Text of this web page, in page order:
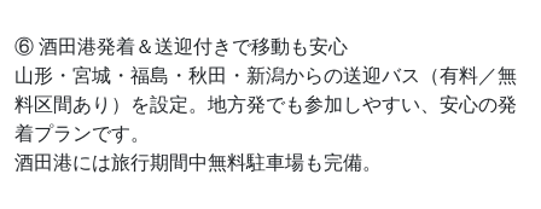
⑥ 酒田港発着＆送迎付きで移動も安心
山形・宮城・福島・秋田・新潟からの送迎バス（有料／無
料区間あり）を設定。地方発でも参加しやすい、安心の発
着プランです。
酒田港には旅行期間中無料駐車場も完備。